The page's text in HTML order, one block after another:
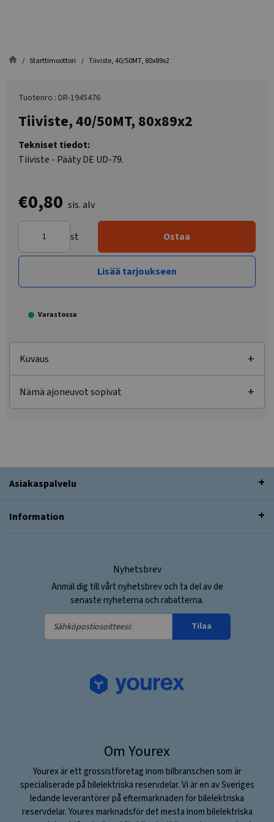
Starttimoottori Tiiviste, 40/50MT, 80x89x2
Tuotenro.: DR-1945476
Tiiviste, 40/50MT, 80x89x2
Tekniset tiedot:
Tiiviste - Pääty DE UD-79.
€0,80 sis. alv
st Ostaa
Lisää tarjoukseen
Varastossa
Kuvaus
Nämä ajoneuvot sopivat
Asiakaspalvelu
Information
Nyhetsbrev
Anmäl dig till vårt nyhetsbrev och ta del av de
senaste nyheterna och rabatterna.
Sähköpostiosoitteesi:
Tilaa
Om Yourex
Yourex är ett grossistföretag inom bilbranschen som är
specialiserade på bilelektriska reservdelar. Vi är en av Sveriges
ledande leverantörer på eftermarknaden för bilelektriska
reservdelar. Yourex marknadsför det mesta inom bilelektriska